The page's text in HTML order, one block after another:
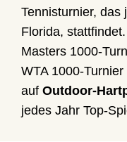
Tennisturnier, das
Florida,
Masters 1000-
WTA 1000-
auf Outdoor-
jedes Jahr Top-